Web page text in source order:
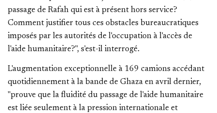
passage de Rafah qui est à présent hors service?
Comment justifier tous ces obstacles bureaucratiques
imposés par les autorités de l'occupation à l'accès de
l'aide humanitaire?", s'est-il interrogé.
L'augmentation exceptionnelle à 169 camions accédant
quotidiennement à la bande de Ghaza en avril dernier,
"prouve que la fluidité du passage de l'aide humanitaire
est liée seulement à la pression internationale et